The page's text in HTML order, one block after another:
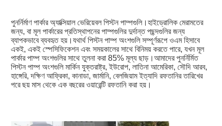
পুনর্নির্মাণ পার্কার অ্যাক্সিয়াল ভেরিয়েবল পিস্টন পাম্পগুলি।হাইড্রোলিক মেরামতের
জন্য, বা মূল পার্কারের প্রতিস্থাপনের পাম্পগুলির দুর্দান্ত পছন্দগুলির জন্য
ব্যাপকভাবে ব্যবহৃত হয়।যথার্থ পিস্টন পাম্প অংশগুলি সম্পূর্ণরূপে ওএম হিসাবে
একই, একই স্পেসিফিকেশন এবং সময়কালের সাথে বিনিময় করতে পারে, যখন মূল
পার্কার পাম্প অংশগুলির সাথে তুলনা করা 85% মূল্য ছাড়।আমাদের পুনর্নির্মিত
পিস্টন পাম্প অংশগুলি মার্কিন যুক্তরাষ্ট্র, ইউরোপ, লাতিনা আমেরিকা, সৌদি আরব,
হাঙ্গেরি, দক্ষিণ আফ্রিকা, কানাডা, জার্মানি, বেলজিয়াম ইত্যাদি রফতানির তারিখের
পরে ছয় মাস থেকে এক বছরের ওয়ারেন্টি রফতানি করা হয়।